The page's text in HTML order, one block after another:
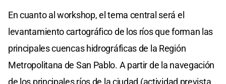
En cuanto al workshop, el tema central será el
levantamiento cartográfico de los ríos que forman las
principales cuencas hidrográficas de la Región
Metropolitana de San Pablo. A partir de la navegación